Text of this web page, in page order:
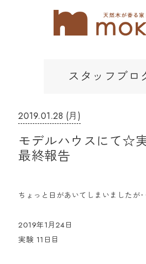
スタッフブロ
2019.01.28 (月)
モデルハウスにて☆
最終報告
ちょっと日があいてしまいましたが･
2019年1月24日
実験 11日目